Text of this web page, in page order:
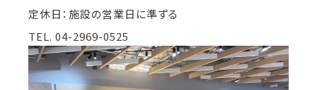
定休日：施設の営業日に準ずる
TEL. 04-2969-0525